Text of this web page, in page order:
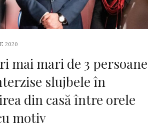
2020
mai mari de 3 persoane
slujbele în
din casă între orele
motiv